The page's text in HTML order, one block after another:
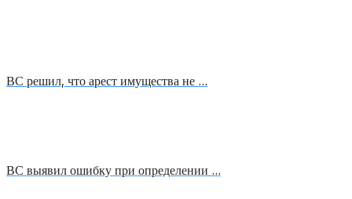
ВС решил, что арест имущества не …
ВС выявил ошибку при определении …